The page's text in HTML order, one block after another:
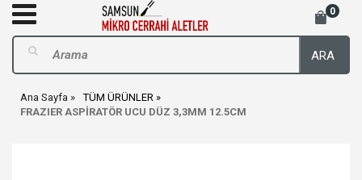
0
ARA
Ana Sayfa
TÜM ÜRÜNLER
FRAZIER ASPİRATÖR UCU DÜZ 3,3MM 12.5CM